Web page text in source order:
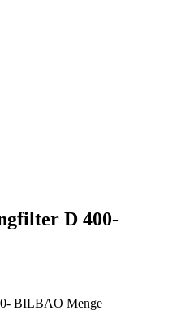
D 400-
BILBAO Menge